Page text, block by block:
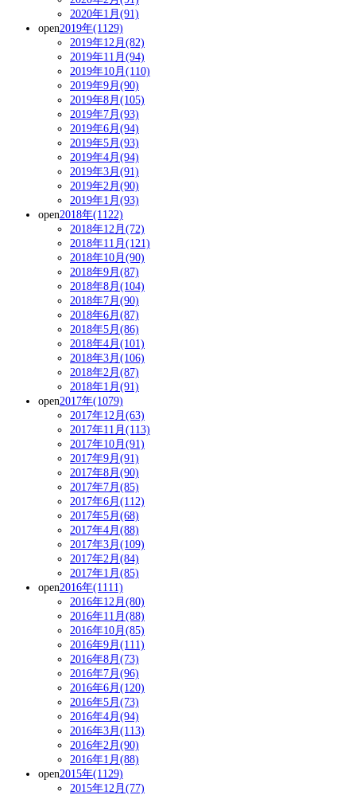
2020年1月(91)
open2019年(1129)
2019年12月(82)
2019年11月(94)
2019年10月(110)
2019年9月(90)
2019年8月(105)
2019年7月(93)
2019年6月(94)
2019年5月(93)
2019年4月(94)
2019年3月(91)
2019年2月(90)
2019年1月(93)
open2018年(1122)
2018年12月(72)
2018年11月(121)
2018年10月(90)
2018年9月(87)
2018年8月(104)
2018年7月(90)
2018年6月(87)
2018年5月(86)
2018年4月(101)
2018年3月(106)
2018年2月(87)
2018年1月(91)
open2017年(1079)
2017年12月(63)
2017年11月(113)
2017年10月(91)
2017年9月(91)
2017年8月(90)
2017年7月(85)
2017年6月(112)
2017年5月(68)
2017年4月(88)
2017年3月(109)
2017年2月(84)
2017年1月(85)
open2016年(1111)
2016年12月(80)
2016年11月(88)
2016年10月(85)
2016年9月(111)
2016年8月(73)
2016年7月(96)
2016年6月(120)
2016年5月(73)
2016年4月(94)
2016年3月(113)
2016年2月(90)
2016年1月(88)
open2015年(1129)
2015年12月(77)